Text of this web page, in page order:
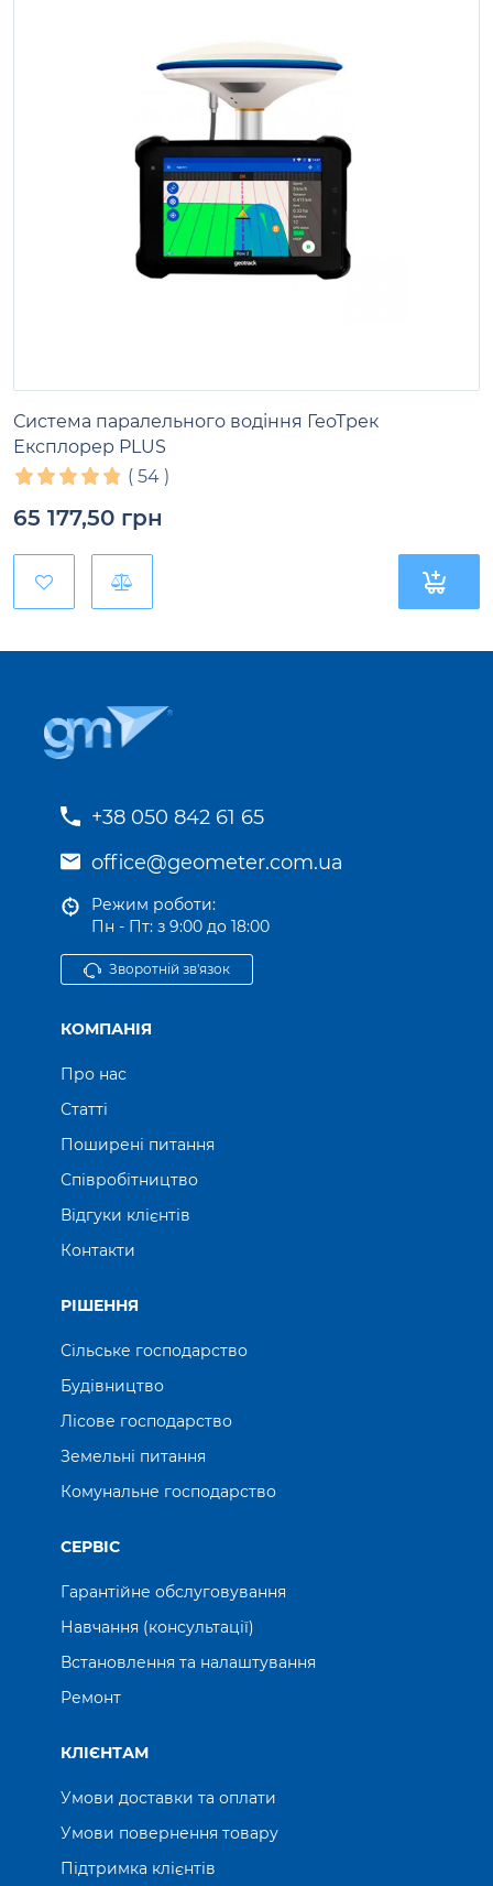
Система паралельного водіння ГеоТрек
Експлорер PLUS
( 54 )
65 177,50 грн
+38 050 842 61 65
office@geometer.com.ua
Режим роботи:
Пн - Пт: з 9:00 до 18:00
Зворотній зв'язок
КОМПАНІЯ
Про нас
Статті
Поширені питання
Співробітництво
Відгуки клієнтів
Контакти
РІШЕННЯ
Сільське господарство
Будівництво
Лісове господарство
Земельні питання
Комунальне господарство
СЕРВІС
Гарантійне обслуговування
Навчання (консультації)
Встановлення та налаштування
Ремонт
КЛІЄНТАМ
Умови доставки та оплати
Умови повернення товару
Підтримка клієнтів